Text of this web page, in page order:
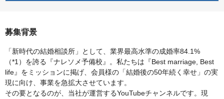
募集背景
「新時代の結婚相談所」として、業界最高水準の成婚率84.1%
（*1）を誇る『ナレソメ予備校』。私たちは『Best marriage, Best
life』をミッションに掲げ、会員様の「結婚後の50年続く幸せ」の実
現に向け、事業を急拡大させています。
その要となるのが、当社が運営するYouTubeチャンネルです。現